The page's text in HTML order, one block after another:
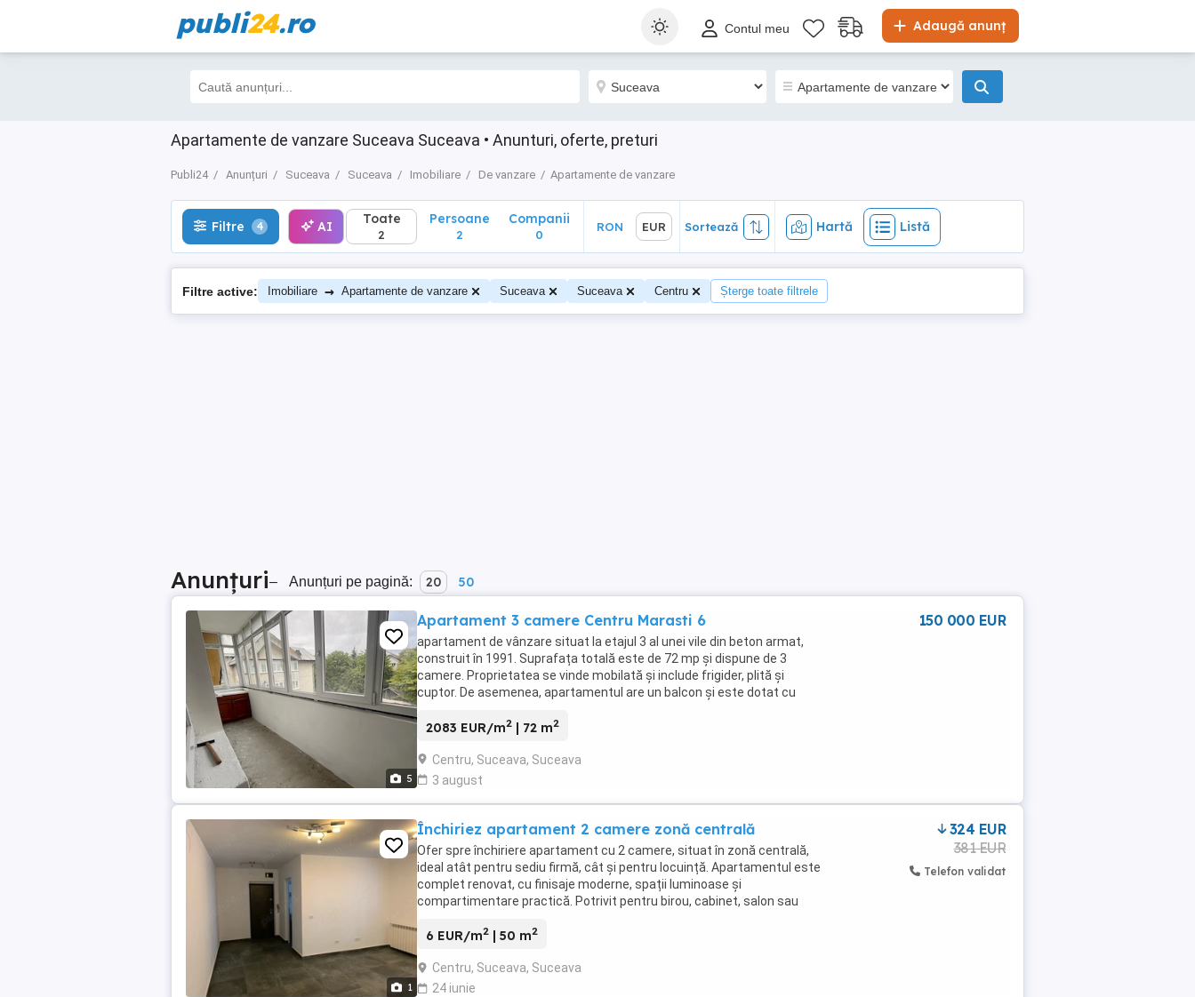
publi24.ro Adaugă anunț
Contul meu
Apartamente de vanzare Suceava Suceava • Anunturi, oferte, preturi
Publi24 Anunțuri Suceava Suceava Imobiliare De vanzare Apartamente de vanzare
Filtre 4 AI EUR Sortează Hartă Listă
Filtre 4 AI Toate
2
Persoane
2
Companii
0
RON EUR Sortează Hartă Listă
Filtre active: Imobiliare → Apartamente de vanzare Suceava Suceava Centru Șterge toate filtrele
Anunțuri– Anunțuri pe pagină: 20 50
5
Apartament 3 camere Centru Marasti 6
apartament de vânzare situat la etajul 3 al unei vile din beton armat,
construit în 1991. Suprafața totală este de 72 mp și dispune de 3
camere. Proprietatea se vinde mobilată și include frigider, plită și
cuptor. De asemenea, apartamentul are un balcon și este dotat cu
2083 EUR/m2 | 72 m2
Centru, Suceava, Suceava
3 august
150 000 EUR
1
Închiriez apartament 2 camere zonă centrală
Ofer spre închiriere apartament cu 2 camere, situat în zonă centrală,
ideal atât pentru sediu firmă, cât și pentru locuință. Apartamentul este
complet renovat, cu finisaje moderne, spații luminoase și
compartimentare practică. Potrivit pentru birou, cabinet, salon sau
6 EUR/m2 | 50 m2
Centru, Suceava, Suceava
24 iunie
324 EUR
381 EUR
Telefon validat